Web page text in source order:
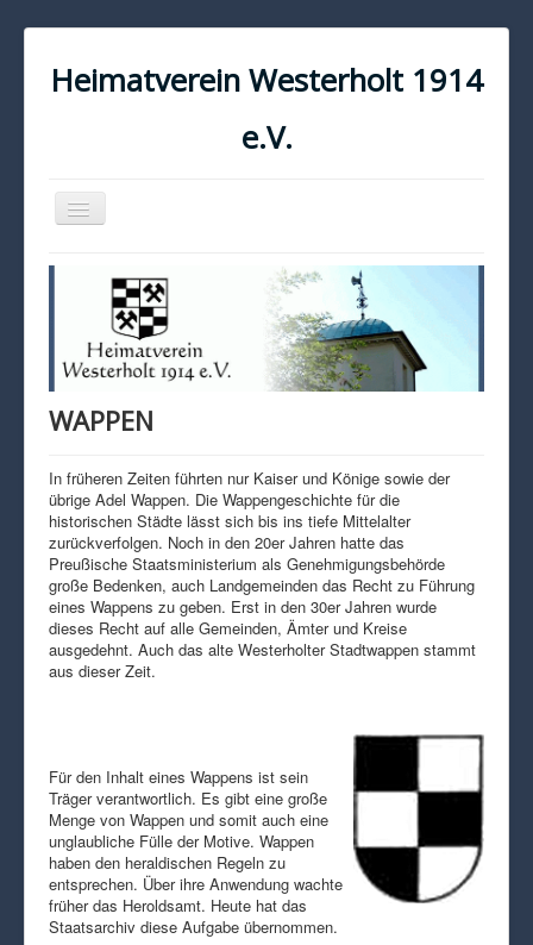
Heimatverein Westerholt 1914
e.V.
Navigation
an/aus
KONTAKT
IMPRESSUM
DATENSCHUTZ
WAPPEN
In früheren Zeiten führten nur Kaiser und Könige sowie der
übrige Adel Wappen. Die Wappengeschichte für die
historischen Städte lässt sich bis ins tiefe Mittelalter
zurückverfolgen. Noch in den 20er Jahren hatte das
Preußische Staatsministerium als Genehmigungsbehörde
große Bedenken, auch Landgemeinden das Recht zu Führung
eines Wappens zu geben. Erst in den 30er Jahren wurde
dieses Recht auf alle Gemeinden, Ämter und Kreise
ausgedehnt. Auch das alte Westerholter Stadtwappen stammt
aus dieser Zeit.
Für den Inhalt eines Wappens ist sein
Träger verantwortlich. Es gibt eine große
Menge von Wappen und somit auch eine
unglaubliche Fülle der Motive. Wappen
haben den heraldischen Regeln zu
entsprechen. Über ihre Anwendung wachte
früher das Heroldsamt. Heute hat das
Staatsarchiv diese Aufgabe übernommen.